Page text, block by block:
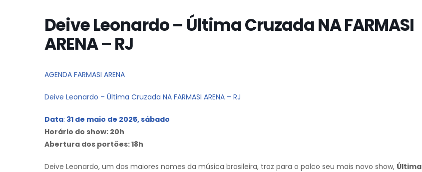
Deive Leonardo – Última Cruzada NA FARMASI
ARENA – RJ
AGENDA FARMASI ARENA
Deive Leonardo – Última Cruzada NA FARMASI ARENA – RJ
Data: 31 de maio de 2025, sábado
Horário do show: 20h
Abertura dos portões: 18h
Deive Leonardo, um dos maiores nomes da música brasileira, traz para o palco seu mais novo show, Última